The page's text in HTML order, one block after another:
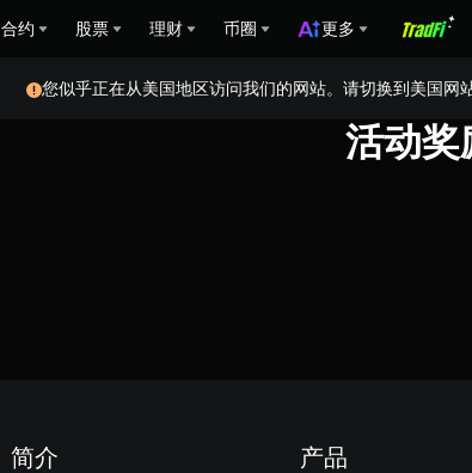
合约 股票 理财 币圈 更多
您似乎正在从美国地区访问我们的网站。请切换到美国网
活动奖
简介 产品